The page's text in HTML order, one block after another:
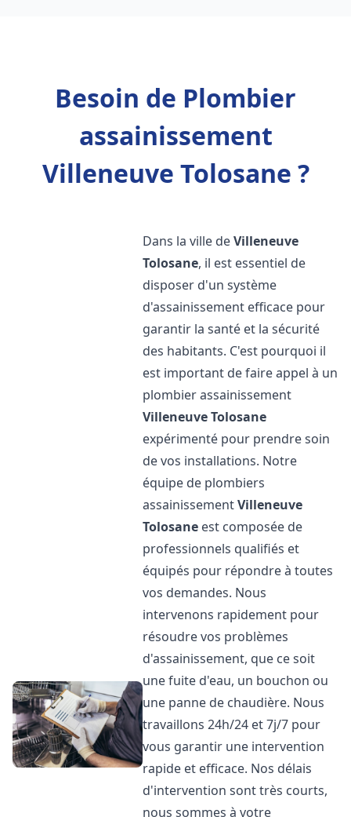
Besoin de Plombier
assainissement
Villeneuve Tolosane ?
Dans la ville deVilleneuve
Tolosane, il est essentiel de
disposer d'un système
d'assainissement efficace pour
garantir la santé et la sécurité
des habitants. C'est pourquoi il
est important de faire appel à un
plombier assainissement
Villeneuve Tolosane
expérimenté pour prendre soin
de vos installations. Notre
équipe de plombiers
assainissementVilleneuve
Tolosane est composée de
professionnels qualifiés et
équipés pour répondre à toutes
vos demandes. Nous
intervenons rapidement pour
résoudre vos problèmes
d'assainissement, que ce soit
une fuite d'eau, un bouchon ou
une panne de chaudière. Nous
travaillons 24h/24 et 7j/7 pour
vous garantir une intervention
rapide et efficace. Nos délais
d'intervention sont très courts,
nous sommes à votre